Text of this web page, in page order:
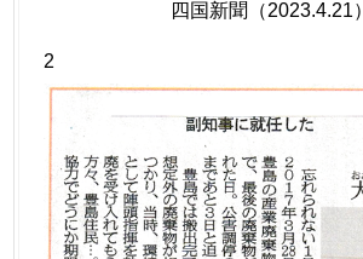
四国新聞（2023.4.21）
2